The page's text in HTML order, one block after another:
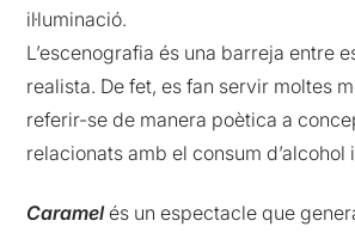
il·luminació.
L’escenografia és una barreja entre
realista. De fet, es fan servir moltes
referir-se de manera poètica a
relacionats amb el consum d’alcohol
Caramelés un espectacle que